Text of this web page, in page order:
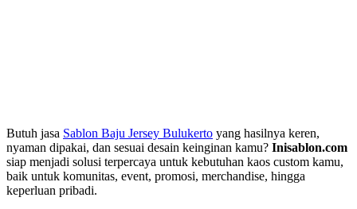
Butuh jasa Sablon Baju Jersey Bulukerto yang hasilnya keren,
nyaman dipakai, dan sesuai desain keinginan kamu? Inisablon.com
siap menjadi solusi terpercaya untuk kebutuhan kaos custom kamu,
baik untuk komunitas, event, promosi, merchandise, hingga
keperluan pribadi.